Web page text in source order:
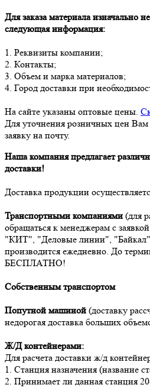
Для заказа материала изначально
следующая информация:
1. Реквизиты компании;
2. Контакты;
3. Объем и марка материалов;
4. Город доставки при
На сайте указаны оптовые цены.
Для уточнения розничных цен Вам
заявку на почту.
Наша компания предлагает
доставки!
Доставка продукции
Транспортными компаниями (для
обращаться к менеджерам с
"КИТ", "Деловые линии",
производится ежедневно. До
БЕСПЛАТНО!
Собственным транспортом
Попутной машиной (доставку
недорогая доставка больших
Ж/Д контейнерами:
Для расчета доставки ж/д
1. Станция назначения (название
2. Принимает ли данная станция